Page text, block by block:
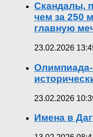
Скандалы,
чем за 250
главную
23.02.2026
Олимпиада-
23.02.2026
Имена в